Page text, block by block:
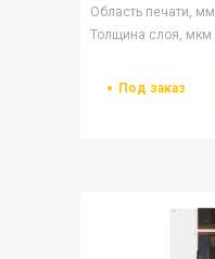
Область печати, мм
Толщина слоя, мкм
Под заказ